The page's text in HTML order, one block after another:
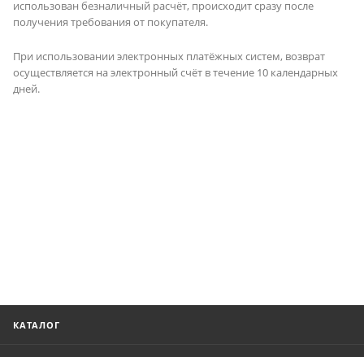
использован безналичный расчёт, происходит сразу после
получения требования от покупателя.
При использовании электронных платёжных систем, возврат
осуществляется на электронный счёт в течение 10 календарных
дней.
КАТАЛОГ